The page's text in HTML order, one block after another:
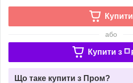
Купити
або
Купити з
Що таке купити з Пром?